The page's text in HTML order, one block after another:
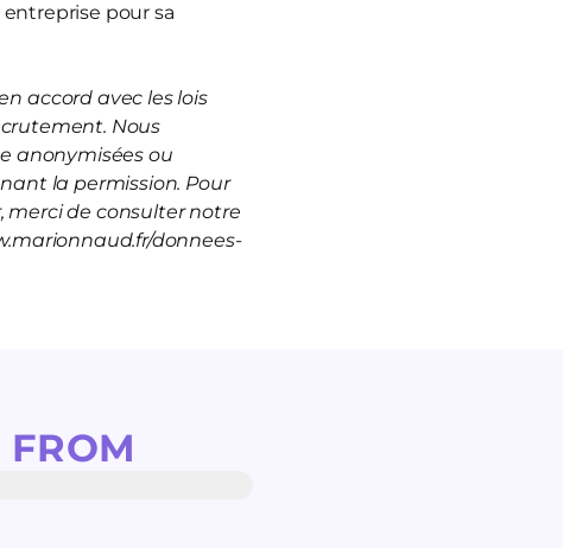
pour sa
accord avec les lois
Nous
anonymisées ou
la permission. Pour
merci de consulter notre
donnees-